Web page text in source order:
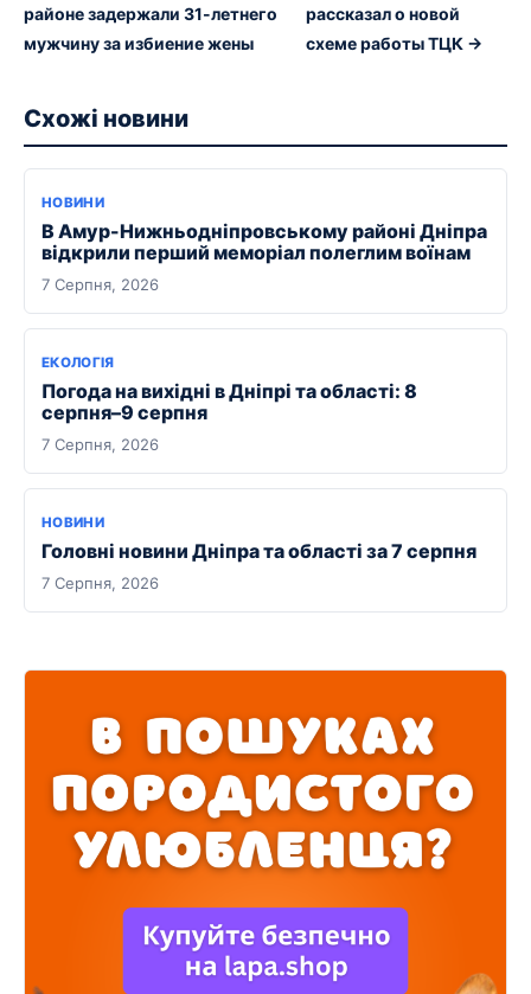
районе задержали 31-летнего
мужчину за избиение жены
рассказал о новой
схеме работы ТЦК →
Схожі новини
НОВИНИ
В Амур-Нижньодніпровському районі Дніпра
відкрили перший меморіал полеглим воїнам
7 Серпня, 2026
ЕКОЛОГІЯ
Погода на вихідні в Дніпрі та області: 8
серпня–9 серпня
7 Серпня, 2026
НОВИНИ
Головні новини Дніпра та області за 7 серпня
7 Серпня, 2026